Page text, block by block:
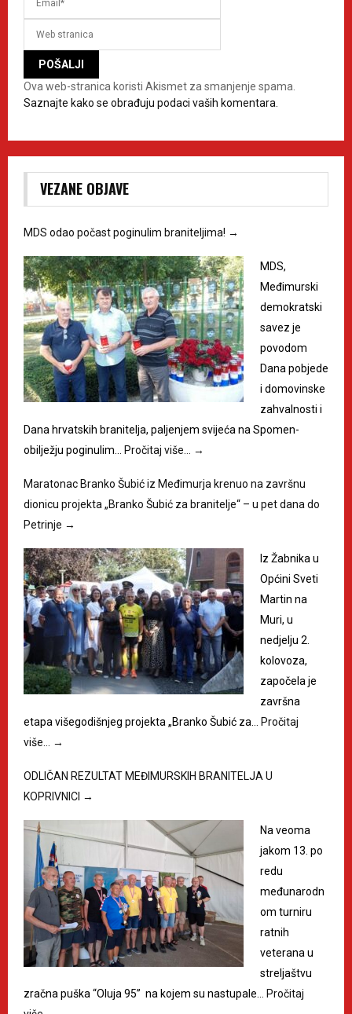
Ova web-stranica koristi Akismet za smanjenje spama.
Saznajte kako se obrađuju podaci vaših komentara.
VEZANE OBJAVE
MDS odao počast poginulim braniteljima! →
MDS,
Međimurski
demokratski
savez je
povodom
Dana pobjede
i domovinske
zahvalnosti i
Dana hrvatskih branitelja, paljenjem svijeća na Spomen-
obilježju poginulim… Pročitaj više… →
Maratonac Branko Šubić iz Međimurja krenuo na završnu
dionicu projekta „Branko Šubić za branitelje“ – u pet dana do
Petrinje →
Iz Žabnika u
Općini Sveti
Martin na
Muri, u
nedjelju 2.
kolovoza,
započela je
završna
etapa višegodišnjeg projekta „Branko Šubić za… Pročitaj
više… →
ODLIČAN REZULTAT MEĐIMURSKIH BRANITELJA U
KOPRIVNICI →
Na veoma
jakom 13. po
redu
međunarodn
om turniru
ratnih
veterana u
streljaštvu
zračna puška “Oluja 95” na kojem su nastupale… Pročitaj